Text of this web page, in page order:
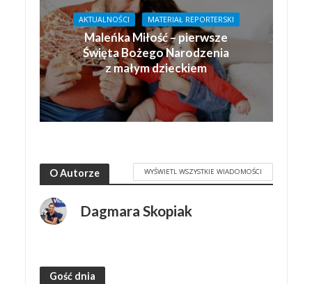
AKTUALNOŚCI MATERIAŁ REPORTERSKI
Maleńka Miłość – pierwsze
Święta Bożego Narodzenia
z małym dzieckiem
O Autorze WYŚWIETL WSZYSTKIE WIADOMOŚCI
Dagmara Skopiak
Gość dnia